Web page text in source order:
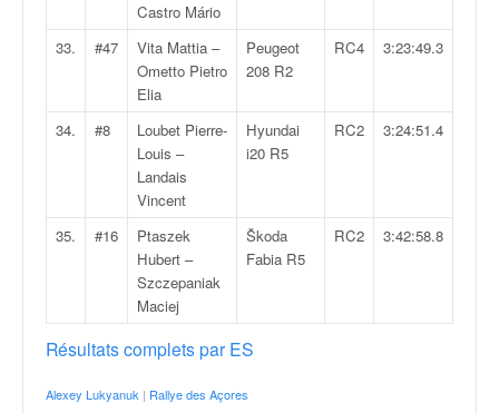
Castro Mário
33. #47
Vita Mattia –
Ometto Pietro
Elia
Peugeot
208 R2
RC4 3:23:49.3
34. #8
Loubet Pierre-
Louis –
Landais
Vincent
Hyundai
i20 R5
RC2 3:24:51.4
35. #16
Ptaszek
Hubert –
Szczepaniak
Maciej
Škoda
Fabia R5
RC2 3:42:58.8
Résultats complets par ES
Alexey Lukyanuk | Rallye des Açores